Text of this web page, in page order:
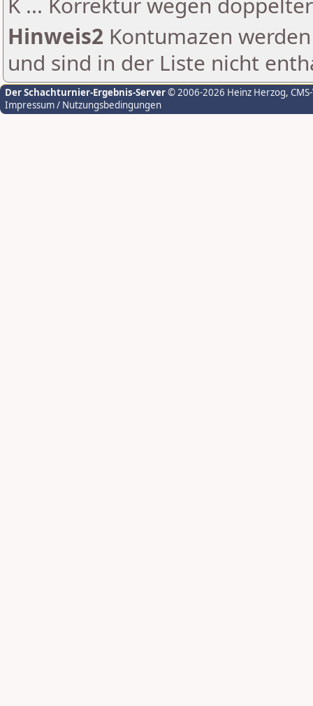
Hinweis2 Kontumazen
und sind in der Liste nicht
Der Schachturnier-Ergebnis-Server© 2006-2026 Heinz Herzog,
Impressum / Nutzungsbedingungen